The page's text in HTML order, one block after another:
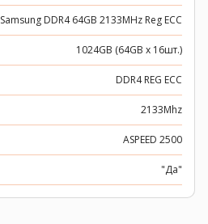
Samsung DDR4 64GB 2133MHz Reg ECC
1024GB (64GB x 16шт.)
DDR4 REG ECC
2133Mhz
ASPEED 2500
"Да"